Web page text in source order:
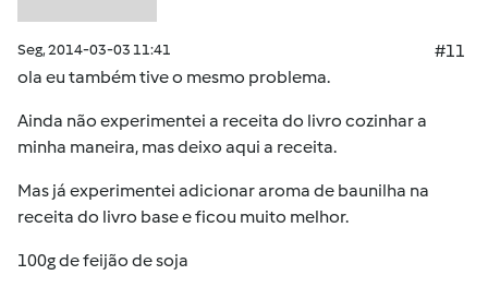
Seg, 2014-03-03 11:41
#11
ola eu também tive o mesmo problema.
Ainda não experimentei a receita do livro cozinhar a
minha maneira, mas deixo aqui a receita.
Mas já experimentei adicionar aroma de baunilha na
receita do livro base e ficou muito melhor.
100g de feijão de soja